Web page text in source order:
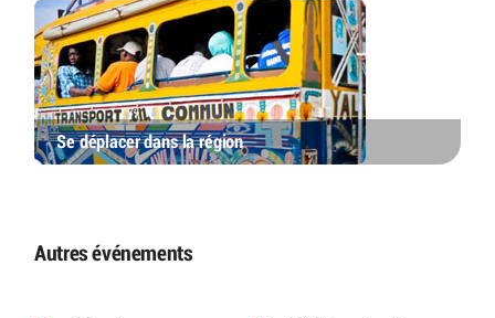
Se déplacer dans la région
Autres événements